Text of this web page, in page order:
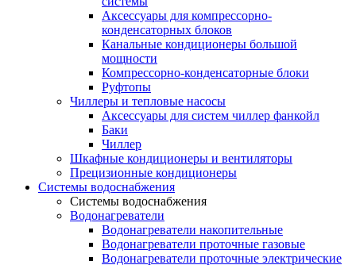
Аксессуары для компрессорно-
конденсаторных блоков
Канальные кондиционеры большой
мощности
Компрессорно-конденсаторные блоки
Руфтопы
Чиллеры и тепловые насосы
Аксессуары для систем чиллер фанкойл
Баки
Чиллер
Шкафные кондиционеры и вентиляторы
Прецизионные кондиционеры
Системы водоснабжения
Системы водоснабжения
Водонагреватели
Водонагреватели накопительные
Водонагреватели проточные газовые
Водонагреватели проточные электрические